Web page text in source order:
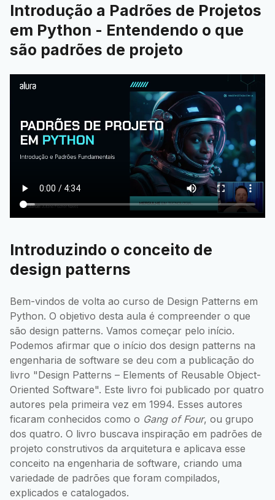
Introdução a Padrões de Projetos
em Python - Entendendo o que
são padrões de projeto
Introduzindo o conceito de
design patterns
Bem-vindos de volta ao curso de Design Patterns em
Python. O objetivo desta aula é compreender o que
são design patterns. Vamos começar pelo início.
Podemos afirmar que o início dos design patterns na
engenharia de software se deu com a publicação do
livro "Design Patterns – Elements of Reusable Object-
Oriented Software". Este livro foi publicado por quatro
autores pela primeira vez em 1994. Esses autores
ficaram conhecidos como o Gang of Four, ou grupo
dos quatro. O livro buscava inspiração em padrões de
projeto construtivos da arquitetura e aplicava esse
conceito na engenharia de software, criando uma
variedade de padrões que foram compilados,
explicados e catalogados.